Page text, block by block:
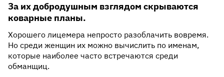
За их добродушным взглядом скрываются
коварные планы.
Хорошего лицемера непросто разоблачить вовремя.
Но среди женщин их можно вычислить по именам,
которые наиболее часто встречаются среди
обманщиц.